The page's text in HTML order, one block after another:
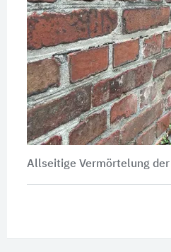
Allseitige Vermörtelung